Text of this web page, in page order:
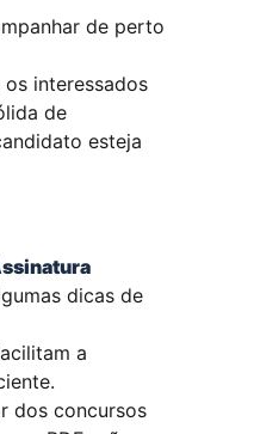
de perto
interessados
de
esteja
dicas de
a
dos concursos